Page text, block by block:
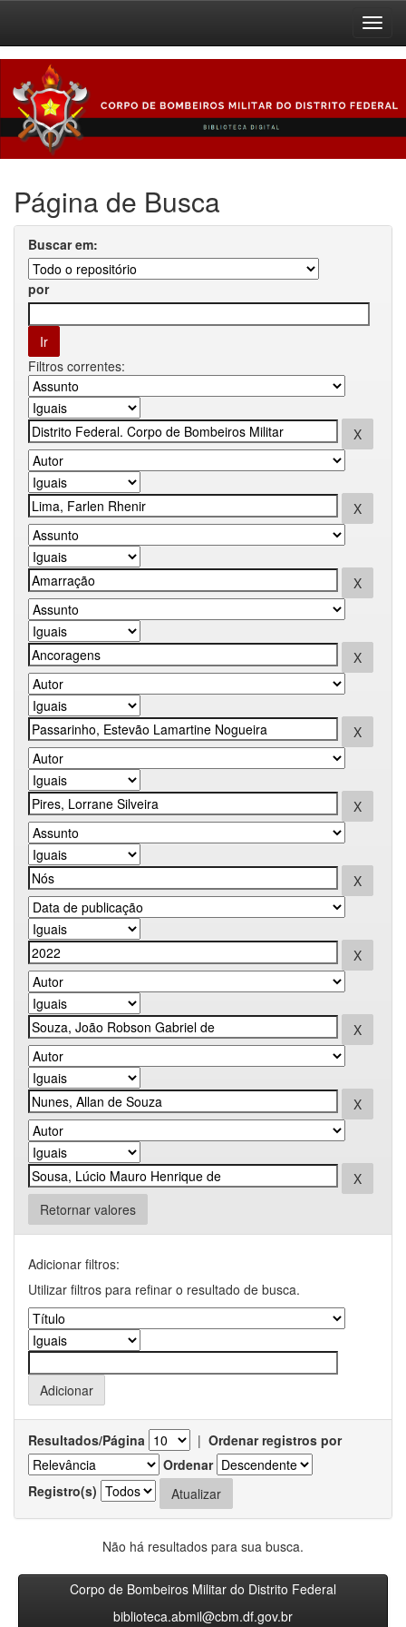
navigation
Página de Busca
Buscar em:
por
Filtros correntes:
Retornar valores
Adicionar filtros:
Utilizar filtros para refinar o resultado de busca.
Resultados/Página | Ordenar registros por
Ordenar
Registro(s)
Não há resultados para sua busca.
Corpo de Bombeiros Militar do Distrito Federal
biblioteca.abmil@cbm.df.gov.br